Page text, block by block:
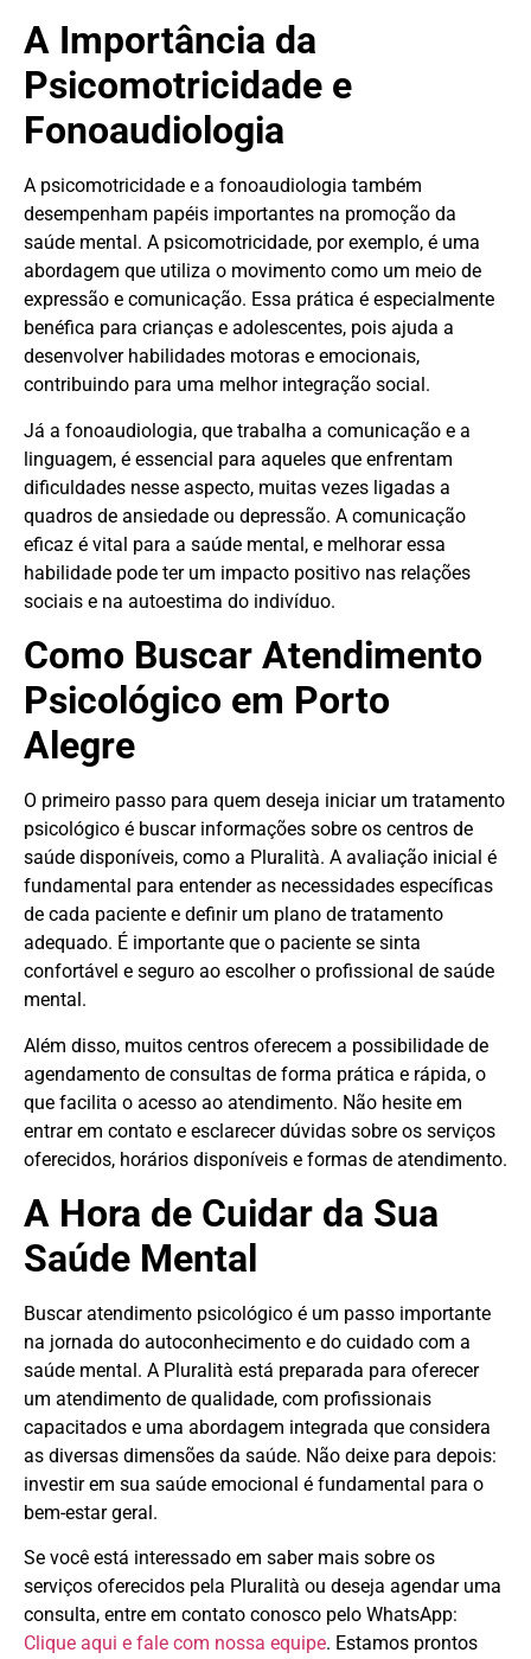
A Importância da
Psicomotricidade e
Fonoaudiologia
A psicomotricidade e a fonoaudiologia também
desempenham papéis importantes na promoção da
saúde mental. A psicomotricidade, por exemplo, é uma
abordagem que utiliza o movimento como um meio de
expressão e comunicação. Essa prática é especialmente
benéfica para crianças e adolescentes, pois ajuda a
desenvolver habilidades motoras e emocionais,
contribuindo para uma melhor integração social.
Já a fonoaudiologia, que trabalha a comunicação e a
linguagem, é essencial para aqueles que enfrentam
dificuldades nesse aspecto, muitas vezes ligadas a
quadros de ansiedade ou depressão. A comunicação
eficaz é vital para a saúde mental, e melhorar essa
habilidade pode ter um impacto positivo nas relações
sociais e na autoestima do indivíduo.
Como Buscar Atendimento
Psicológico em Porto
Alegre
O primeiro passo para quem deseja iniciar um tratamento
psicológico é buscar informações sobre os centros de
saúde disponíveis, como a Pluralità. A avaliação inicial é
fundamental para entender as necessidades específicas
de cada paciente e definir um plano de tratamento
adequado. É importante que o paciente se sinta
confortável e seguro ao escolher o profissional de saúde
mental.
Além disso, muitos centros oferecem a possibilidade de
agendamento de consultas de forma prática e rápida, o
que facilita o acesso ao atendimento. Não hesite em
entrar em contato e esclarecer dúvidas sobre os serviços
oferecidos, horários disponíveis e formas de atendimento.
A Hora de Cuidar da Sua
Saúde Mental
Buscar atendimento psicológico é um passo importante
na jornada do autoconhecimento e do cuidado com a
saúde mental. A Pluralità está preparada para oferecer
um atendimento de qualidade, com profissionais
capacitados e uma abordagem integrada que considera
as diversas dimensões da saúde. Não deixe para depois:
investir em sua saúde emocional é fundamental para o
bem-estar geral.
Se você está interessado em saber mais sobre os
serviços oferecidos pela Pluralità ou deseja agendar uma
consulta, entre em contato conosco pelo WhatsApp:
Clique aqui e fale com nossa equipe. Estamos prontos